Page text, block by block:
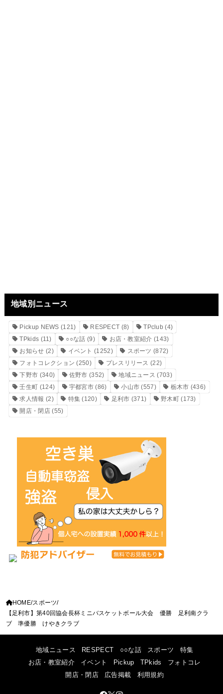
地域別ニュース
Pickup NEWS (121) RESPECT (8) TPclub (4)
TPkids (11) ○○な話 (9) お店・教室紹介 (143)
お知らせ (2) イベント (1252) スポーツ (872)
フォトコレクション (250) プレスリリース (22)
下野市 (340) 佐野市 (352) 地域ニュース (703)
壬生町 (124) 宇都宮市 (86) 小山市 (557) 栃木市 (436)
求人情報 (2) 特集 (120) 足利市 (371) 野木町(173)
開店・閉店(55)
HOME スポーツ
【足利市】第40回協会長杯ミニバスケットボール大会 優勝 足利南クラ
ブ 準優勝 けやきクラブ
地域ニュース RESPECT ○○な話 スポーツ
特集
お店・教室紹介
イベント Pickup TPkids
フォトコレ
開店・閉店
広告掲載 利用規約